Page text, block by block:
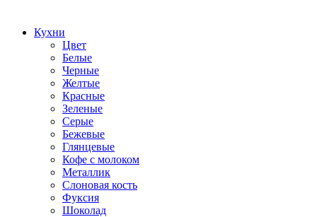
Кухни
Цвет
Белые
Черные
Желтые
Красные
Зеленые
Серые
Бежевые
Глянцевые
Кофе с молоком
Металлик
Слоновая кость
Фуксия
Шоколад